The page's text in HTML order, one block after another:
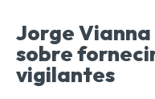
Jorge
sobre
vigilantes